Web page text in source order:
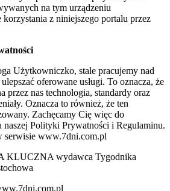
na tym urządzeniu
z niniejszego portalu przez
Użytkowniczko, stale pracujemy nad
oferowane usługi. To oznacza, że
przez nas technologia, standardy oraz
Oznacza to również, że ten
Zachęcamy Cię więc do
naszej Polityki Prywatności i Regulaminu.
serwisie www.7dni.com.pl
KLUCZNA wydawca Tygodnika